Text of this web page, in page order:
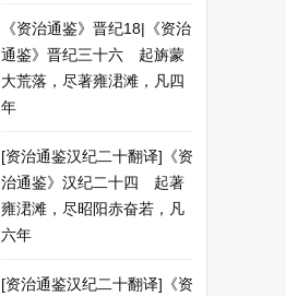
《资治通鉴》晋纪18|《资治
通鉴》晋纪三十六 起旃蒙
大荒落，尽著雍涒滩，凡四
年
[资治通鉴汉纪二十翻译]《资
治通鉴》汉纪二十四 起著
雍涒滩，尽昭阳赤奋若，凡
六年
[资治通鉴汉纪二十翻译]《资